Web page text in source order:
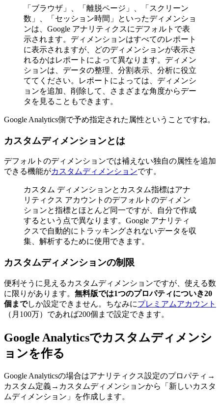
「ブラウザ」、「離脱ページ」、「スクリーン
数」、「セッション時間」といったディメンショ
ンは、Google アナリティクスにデフォルトで表
示されます。ディメンションはすべてのレポート
に表示されますが、どのディメンションが表示さ
れるかはレポートによって異なります。ディメン
ションは、データの整理、分割表示、分析に役立
ててください。レポートによっては、ディメンシ
ョンを追加、削除して、さまざまな角度からデー
タを見ることもできます。
Google Analytics側で予め指定された属性ということですね。
カスタムディメンションとは
デフォルトのディメンションでは補えない独自の属性を追加
できる機能がカスタムディメンションです。
カスタム ディメンションとカスタム指標はアナ
リティクス アカウントのデフォルトのディメン
ションと指標とほとんど同一ですが、自分で作成
するという点で異なります。Google アナリティ
クスで自動的にトラッキングされないデータを収
集、解析するために使用できます。
カスタムディメンションの制限
便利そうに見えるカスタムディメンションですが、使える数
に限りがあります。 無料版では1つのプロパティについき20
個までしか設定できません。ちなみにプレミアムアカウント
（月100万）であれば200個まで設定できます。
Google Analyticsでカスタムディメンシ
ョンを作る
Google Analyticsの場合はアナリティクス設定のプロパティ→
カスタム定義→カスタムディメンションから「新しいカスタ
ムディメンション」を作成します。